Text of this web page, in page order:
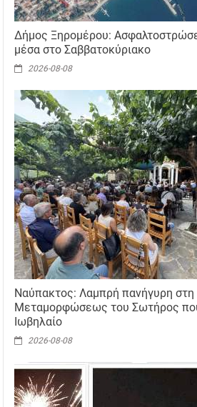
Δήμος Ξηρομέρου:
μέσα στο Σαββατοκύριακο
2026-08-08
Ναύπακτος: Λαμπρή πανήγυρη
Μεταμορφώσεως του Σωτήρος
Ιωβηλαίο
2026-08-08